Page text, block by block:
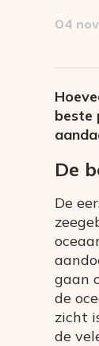
04
beste
De
De
gaan
de
zicht
de